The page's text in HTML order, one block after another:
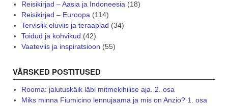
Reisikirjad – Aasia ja Indoneesia(18)
Reisikirjad – Euroopa(114)
Tervislik eluviis ja teraapiad (34)
Toidud ja kohvikud (42)
Vaateviis ja inspiratsioon (55)
VÄRSKED POSTITUSED
Rooma: jalutuskäik läbi mitmekihilise aja. 2. osa
Miks minna Fiumicino lennujaama ja mis on Anzio? 1. osa